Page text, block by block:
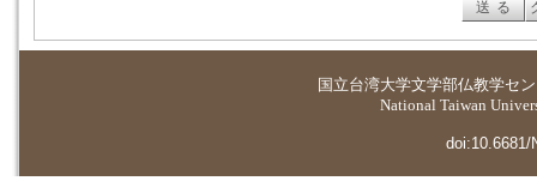
国立台湾大学文学部仏教学セ
National Taiwan
doi:10.6681/